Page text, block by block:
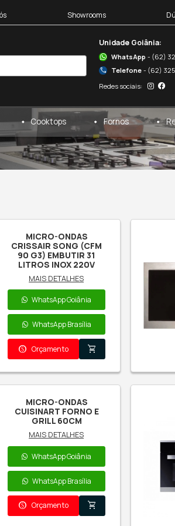
3D Sobre Nós
Coifas